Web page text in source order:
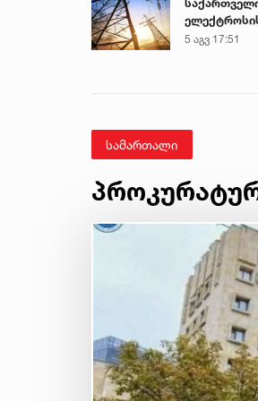
სპეციალურ
5 აგვ 17:51
სამართალი